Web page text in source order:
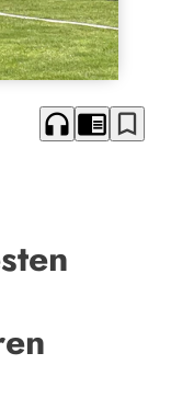
headphones chrome_reader_mode bookmark_border